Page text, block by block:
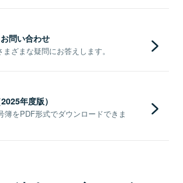
問い合わせ
ざまな疑問にお答えします。
年度版）
簿をPDF形式でダウンロードできま